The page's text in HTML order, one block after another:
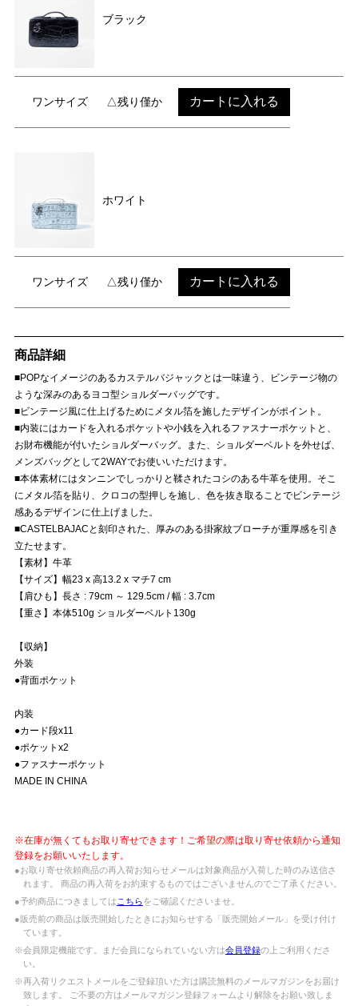
ブラック
ワンサイズ △残り僅か カートに入れる
ホワイト
ワンサイズ △残り僅か カートに入れる
商品詳細
■POPなイメージのあるカステルバジャックとは一味違う、ビンテージ物の
ような深みのあるヨコ型ショルダーバッグです。
■ビンテージ風に仕上げるためにメタル箔を施したデザインがポイント。
■内装にはカードを入れるポケットや小銭を入れるファスナーポケットと、
お財布機能が付いたショルダーバッグ。また、ショルダーベルトを外せば、
メンズバッグとして2WAYでお使いいただけます。
■本体素材にはタンニンでしっかりと鞣されたコシのある牛革を使用。そこ
にメタル箔を貼り、クロコの型押しを施し、色を抜き取ることでビンテージ
感あるデザインに仕上げました。
■CASTELBAJACと刻印された、厚みのある掛家紋ブローチが重厚感を引き
立たせます。
【素材】牛革
【サイズ】幅23 x 高13.2 x マチ7 cm
【肩ひも】長さ : 79cm ～ 129.5cm / 幅 : 3.7cm
【重さ】本体510g ショルダーベルト130g
【収納】
外装
●背面ポケット
内装
●カード段x11
●ポケットx2
●ファスナーポケット
MADE IN CHINA
※在庫が無くてもお取り寄せできます！ご希望の際は取り寄せ依頼から通知
登録をお願いいたします。
●お取り寄せ依頼商品の再入荷お知らせメールは対象商品が入荷した時のみ送信さ
れます。 商品の再入荷をお約束するものではございませんのでご了承ください。
●予約商品につきましては こちらをご確認くださいませ。
●販売前の商品は販売開始したときにお知らせする「販売開始メール」を受け付け
ています。
※会員限定機能です。まだ会員になられていない方は会員登録の上ご利用くださ
い。
※再入荷リクエストメールをご登録頂いた方は購読無料のメールマガジンをお届け
致します。 ご不要の方はメールマガジン登録フォームより解除をお願い致しま